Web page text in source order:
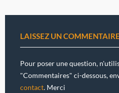
LAISSEZ UN COMMENTAIRE
Pour poser une question,
"Commentaires" ci-dessous,
contact. Merci